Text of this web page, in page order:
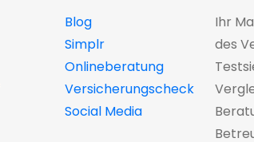
Blog
Simplr
Onlineberatung
Versicherungscheck
Social Media
Ihr
des